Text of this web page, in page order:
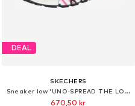
DEAL
SKECHERS
Sneaker low 'UNO-SPREAD THE LOVE'
670,50 kr